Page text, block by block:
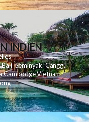
INDIEN
Bali SeminyakCanggu
CambodgeVietnam